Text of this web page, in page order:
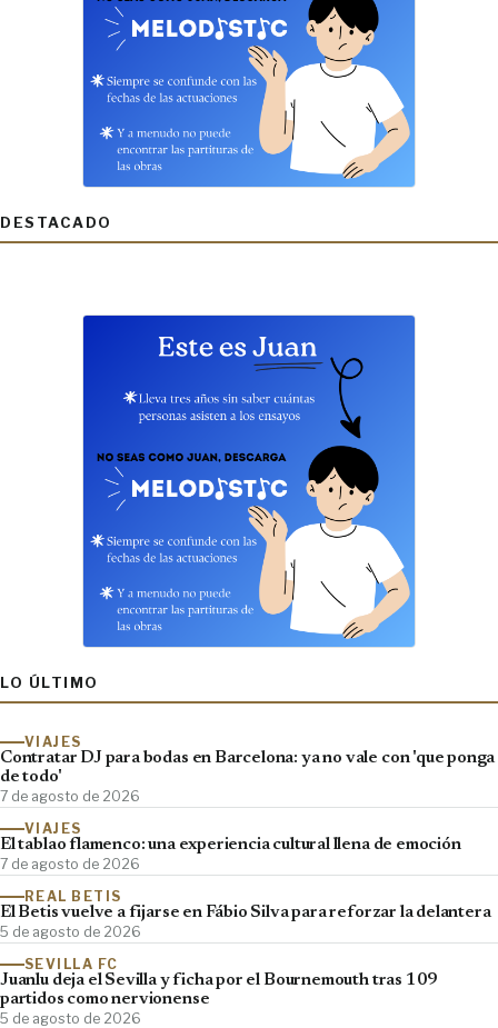
DESTACADO
LO ÚLTIMO
VIAJES
Contratar DJ para bodas en Barcelona: ya no vale con 'que ponga
de todo'
7 de agosto de 2026
VIAJES
El tablao flamenco: una experiencia cultural llena de emoción
7 de agosto de 2026
REAL BETIS
El Betis vuelve a fijarse en Fábio Silva para reforzar la delantera
5 de agosto de 2026
SEVILLA FC
Juanlu deja el Sevilla y ficha por el Bournemouth tras 109
partidos como nervionense
5 de agosto de 2026